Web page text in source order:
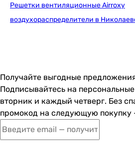
197грн
Решетки вентиляционные Airroxy
воздухораспределители в
Получайте выгодные
Подписывайтесь на
вторник и каждый четверг. Без
промокод на следующую покупку